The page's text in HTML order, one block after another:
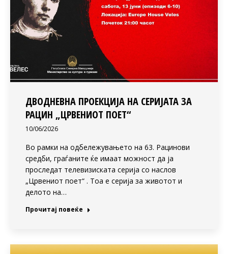
ДВОДНЕВНА ПРОЕКЦИЈА НА СЕРИЈАТА ЗА
РАЦИН „ЦРВЕНИОТ ПОЕТ“
10/06/2026
Во рамки на одбележувањето на 63. Рацинови
средби, граѓаните ќе имаат можност да ја
проследат телевизиската серија со наслов
„Црвениот поет“ . Тоа е серија за животот и
делото на…
Прочитај повеќе